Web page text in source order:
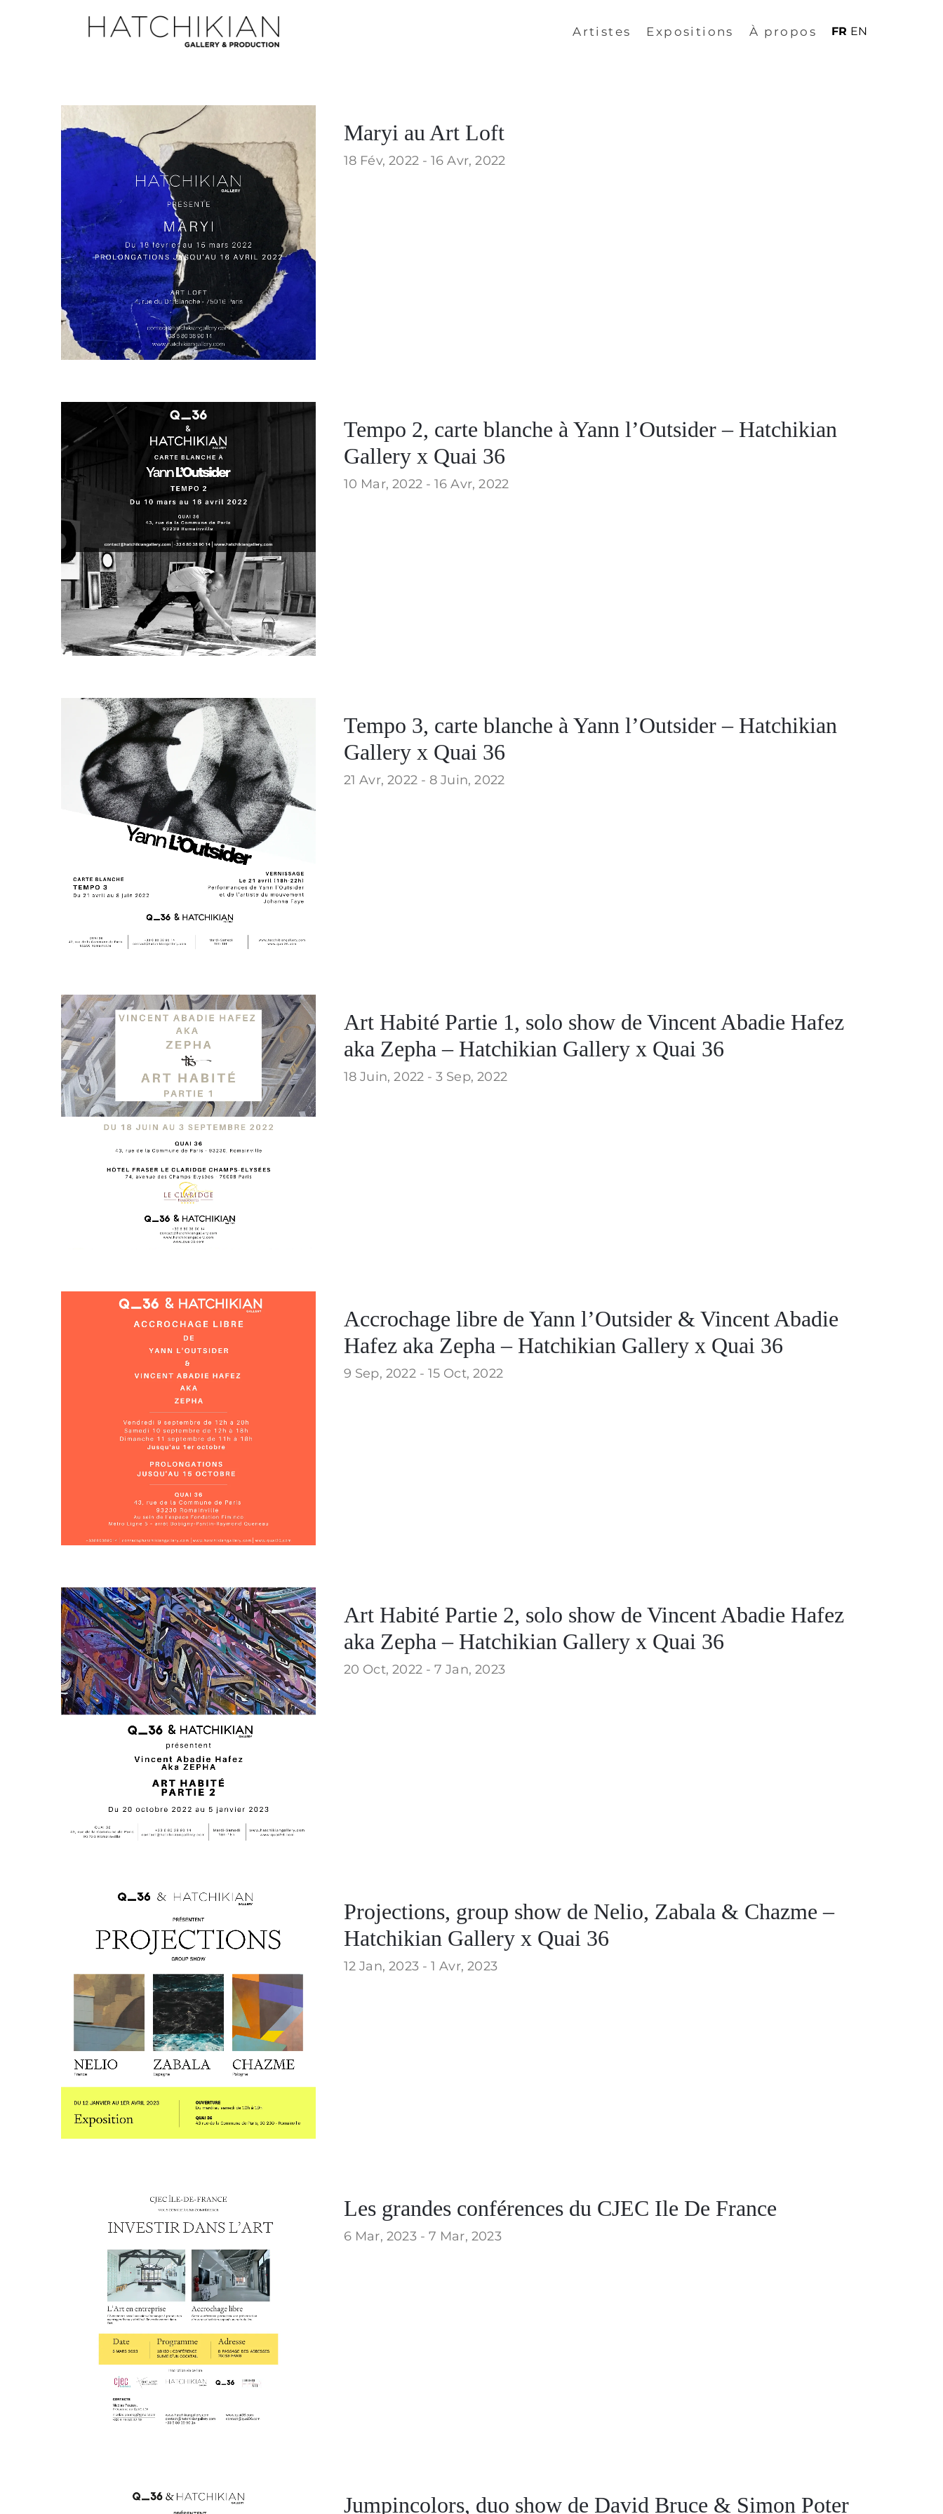
Artistes Expositions À propos FR EN
Maryi au Art Loft
18 Fév, 2022 - 16 Avr, 2022
Tempo 2, carte blanche à Yann l’Outsider – Hatchikian
Gallery x Quai 36
10 Mar, 2022 - 16 Avr, 2022
Tempo 3, carte blanche à Yann l’Outsider – Hatchikian
Gallery x Quai 36
21 Avr, 2022 - 8 Juin, 2022
Art Habité Partie 1, solo show de Vincent Abadie Hafez
aka Zepha – Hatchikian Gallery x Quai 36
18 Juin, 2022 - 3 Sep, 2022
Accrochage libre de Yann l’Outsider & Vincent Abadie
Hafez aka Zepha – Hatchikian Gallery x Quai 36
9 Sep, 2022 - 15 Oct, 2022
Art Habité Partie 2, solo show de Vincent Abadie Hafez
aka Zepha – Hatchikian Gallery x Quai 36
20 Oct, 2022 - 7 Jan, 2023
Projections, group show de Nelio, Zabala & Chazme –
Hatchikian Gallery x Quai 36
12 Jan, 2023 - 1 Avr, 2023
Les grandes conférences du CJEC Ile De France
6 Mar, 2023 - 7 Mar, 2023
Jumpincolors, duo show de David Bruce & Simon Poter